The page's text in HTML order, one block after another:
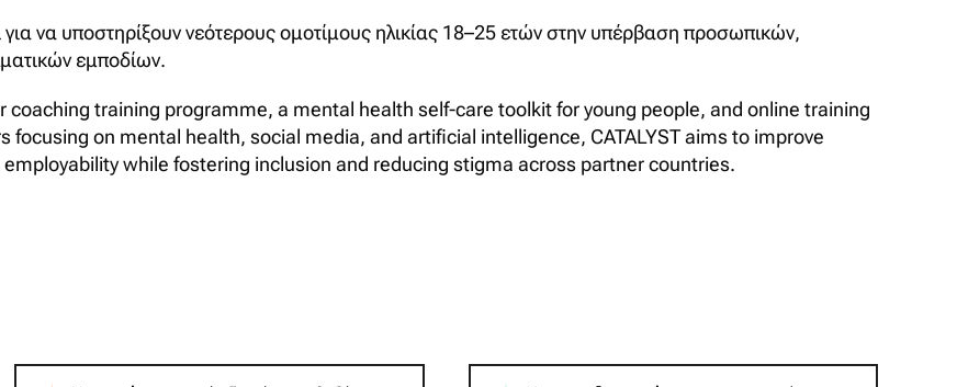
για να υποστηρίξουν νεότερους ομοτίμους ηλικίας 18–25 ετών στην υπέρβαση προσωπικών,
εμποδίων.
coaching training programme, a mental health self-care toolkit for young people, and online training
focusing on mental health, social media, and artificial intelligence, CATALYST aims to improve
while fostering inclusion and reducing stigma across partner countries.